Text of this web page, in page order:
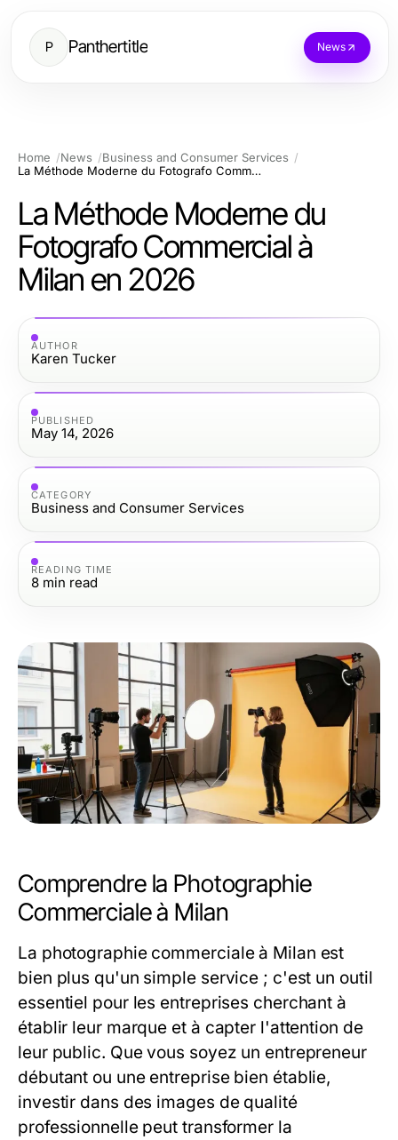
P Panthertitle News
Home News
Business and Consumer Services
La Méthode Moderne du Fotografo Commercial à Milan en 2026
La Méthode Moderne du
Fotografo Commercial à
Milan en 2026
AUTHOR
Karen Tucker
PUBLISHED
May 14, 2026
CATEGORY
Business and Consumer Services
READING TIME
8 min read
Comprendre la Photographie
Commerciale à Milan
La photographie commerciale à Milan est
bien plus qu'un simple service ; c'est un outil
essentiel pour les entreprises cherchant à
établir leur marque et à capter l'attention de
leur public. Que vous soyez un entrepreneur
débutant ou une entreprise bien établie,
investir dans des images de qualité
professionnelle peut transformer la